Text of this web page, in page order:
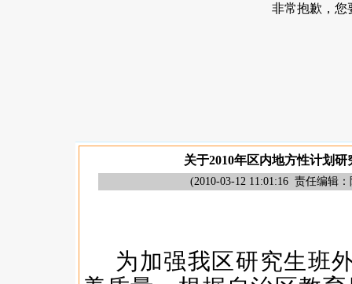
关于2010年区内地方性计划
(2010-03-12 11:01:16 责任编辑：